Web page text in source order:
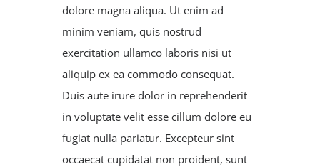
dolore magna aliqua. Ut enim ad
minim veniam, quis nostrud
exercitation ullamco laboris nisi ut
aliquip ex ea commodo consequat.
Duis aute irure dolor in reprehenderit
in voluptate velit esse cillum dolore eu
fugiat nulla pariatur. Excepteur sint
occaecat cupidatat non proident, sunt